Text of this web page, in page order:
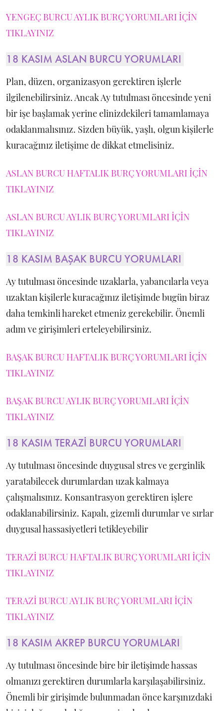
YENGEÇ BURCU AYLIK BURÇ YORUMLARI İÇİN
TIKLAYINIZ
18 KASIM ASLAN BURCU YORUMLARI
Plan, düzen, organizasyon gerektiren işlerle
ilgilenebilirsiniz. Ancak Ay tutulması öncesinde yeni
bir işe başlamak yerine elinizdekileri tamamlamaya
odaklanmalısınız. Sizden büyük, yaşlı, olgun kişilerle
kuracağınız iletişime de dikkat etmelisiniz.
ASLAN BURCU HAFTALIK BURÇ YORUMLARI İÇİN
TIKLAYINIZ
ASLAN BURCU AYLIK BURÇ YORUMLARI İÇİN
TIKLAYINIZ
18 KASIM BAŞAK BURCU YORUMLARI
Ay tutulması öncesinde uzaklarla, yabancılarla veya
uzaktan kişilerle kuracağınız iletişimde bugün biraz
daha temkinli hareket etmeniz gerekebilir. Önemli
adım ve girişimleri erteleyebilirsiniz.
BAŞAK BURCU HAFTALIK BURÇ YORUMLARI İÇİN
TIKLAYINIZ
BAŞAK BURCU AYLIK BURÇ YORUMLARI İÇİN
TIKLAYINIZ
18 KASIM TERAZİ BURCU YORUMLARI
Ay tutulması öncesinde duygusal stres ve gerginlik
yaratabilecek durumlardan uzak kalmaya
çalışmalısınız. Konsantrasyon gerektiren işlere
odaklanabilirsiniz. Kapalı, gizemli durumlar ve sırlar
duygusal hassasiyetleri tetikleyebilir
TERAZİ BURCU HAFTALIK BURÇ YORUMLARI İÇİN
TIKLAYINIZ
TERAZİ BURCU AYLIK BURÇ YORUMLARI İÇİN
TIKLAYINIZ
18 KASIM AKREP BURCU YORUMLARI
Ay tutulması öncesinde bire bir iletişimde hassas
olmanızı gerektiren durumlarla karşılaşabilirsiniz.
Önemli bir girişimde bulunmadan önce karşınızdaki